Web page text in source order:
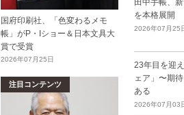
国府印刷社、「色変わるメモ
帳」がP・Iショー＆日本文具大
賞で受賞
2026年07月25日
注目コンテンツ
を本格展開
2026年07月25
23年目を迎
ェア」〜期
ある
2026年07月03